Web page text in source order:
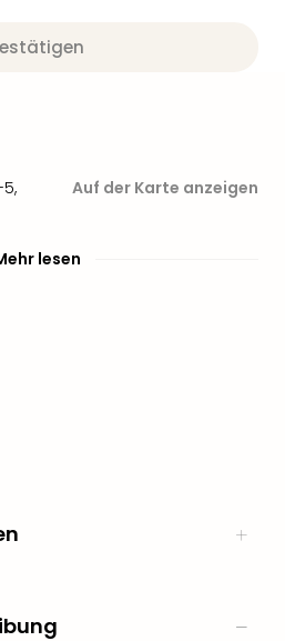
5,
Auf der Karte anzeigen
lesen